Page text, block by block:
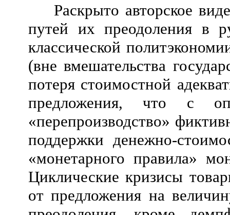
Раскрыто авторское
путей их преодоления в
классической
(вне вмешательства
потеря стоимостной
предложения, что с
«перепроизводство»
поддержки денежно-
«монетарного правила»
Циклические кризисы
от предложения на